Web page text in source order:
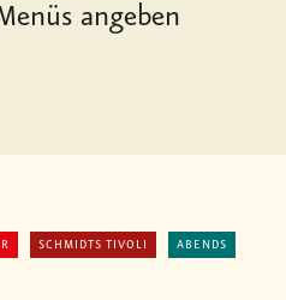
angeben
SCHMIDTS TIVOLI ABENDS